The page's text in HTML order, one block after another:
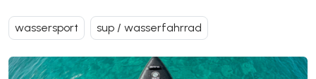
wassersport sup / wasserfahrrad